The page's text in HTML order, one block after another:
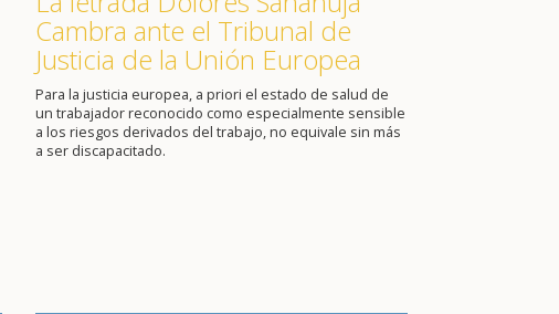
Cambra ante el Tribunal de
Justicia de la Unión Europea
Para la justicia europea, a priori el estado de salud de
un trabajador reconocido como especialmente sensible
a los riesgos derivados del trabajo, no equivale sin más
a ser discapacitado.